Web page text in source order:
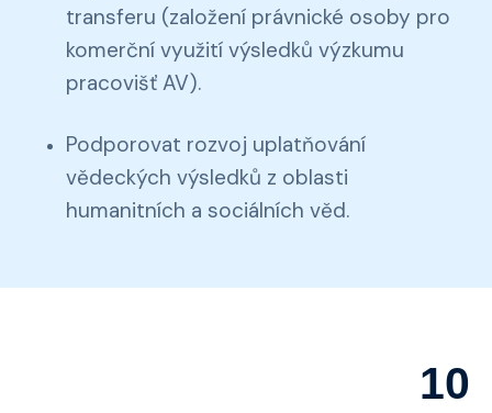
transferu (založení právnické osoby pro
komerční využití výsledků výzkumu
pracovišť AV).
Podporovat rozvoj uplatňování
vědeckých výsledků z oblasti
humanitních a sociálních věd.
10